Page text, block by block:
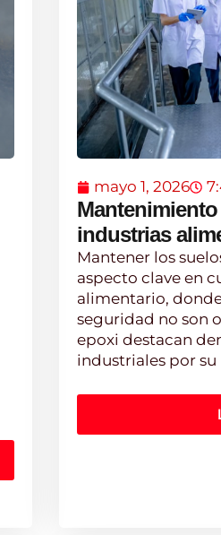
mayo 1, 2026
industrias
Mantener los
aspecto clave en
alimentario,
seguridad no son
epoxi destacan
industriales por su